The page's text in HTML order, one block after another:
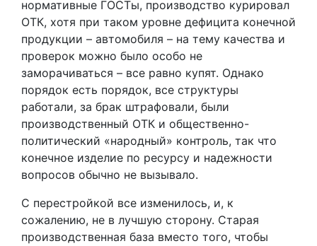
нормативные ГОСТы, производство курировал
ОТК, хотя при таком уровне дефицита конечной
продукции – автомобиля – на тему качества и
проверок можно было особо не
заморачиваться – все равно купят. Однако
порядок есть порядок, все структуры
работали, за брак штрафовали, были
производственный ОТК и общественно-
политический «народный» контроль, так что
конечное изделие по ресурсу и надежности
вопросов обычно не вызывало.
С перестройкой все изменилось, и, к
сожалению, не в лучшую сторону. Старая
производственная база вместо того, чтобы